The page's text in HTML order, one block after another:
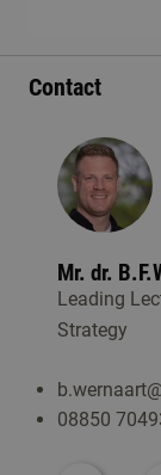
Contact
Mr. dr.
Leading
Strategy
08850